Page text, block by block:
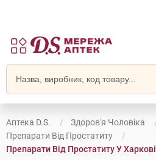
Аптека D.S.
Здоров'я Чоловіка
Препарати Від Простатиту
Препарати Від Простатиту У Харкові